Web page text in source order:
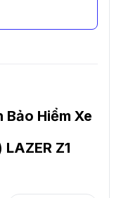
Bảo Hiểm Xe
Z1